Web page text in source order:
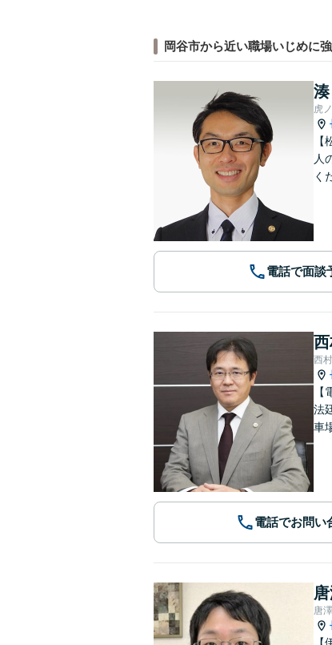
岡谷市から近い職場いじめに
虎
人
く
電話で面談
西
法
車
電話でお問い
唐